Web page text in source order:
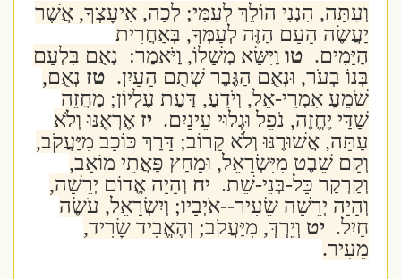
וְעַתָּה, הִנְנִי הוֹלֵךְ לְעַמִּי; לְכָה, אִיעָצְךָ, אֲשֶׁר
יַעֲשֶׂה הָעָם הַזֶּה לְעַמְּךָ, בְּאַחֲרִית
הַיָּמִים.טווַיִּשָּׂא מְשָׁלוֹ, וַיֹּאמַר: נְאֻם בִּלְעָם
בְּנוֹ בְעֹר, וּנְאֻם הַגֶּבֶר שְׁתֻם הָעָיִן.טזנְאֻם,
שֹׁמֵעַ אִמְרֵי-אֵל, וְיֹדֵעַ, דַּעַת עֶלְיוֹן; מַחֲזֵה
שַׁדַּי יֶחֱזֶה, נֹפֵל וּגְלוּי עֵינָיִם.יז אֶרְאֶנּוּ וְלֹא
עַתָּה, אֲשׁוּרֶנּוּ וְלֹא קָרוֹב; דָּרַךְ כּוֹכָב מִיַּעֲקֹב,
וְקָם שֵׁבֶט מִיִּשְׂרָאֵל, וּמָחַץ פַּאֲתֵי מוֹאָב,
וְקַרְקַר כָּל-בְּנֵי-שֵׁת.יחוְהָיָה אֱדוֹם יְרֵשָׁה,
וְהָיָה יְרֵשָׁה שֵׂעִיר--אֹיְבָיו; וְיִשְׂרָאֵל, עֹשֶׂה
חָיִל.יטוְיֵרְדְּ, מִיַּעֲקֹב; וְהֶאֱבִיד שָׂרִיד,
מֵעִיר.